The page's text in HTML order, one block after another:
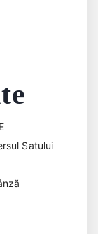
Satului